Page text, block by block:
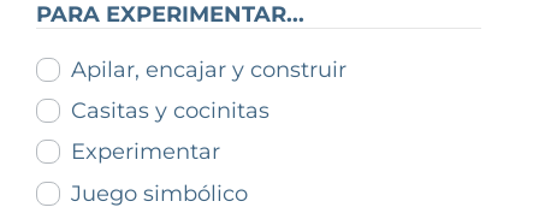
PARA EXPERIMENTAR...
Apilar, encajar y construir
Casitas y cocinitas
Experimentar
Juego simbólico